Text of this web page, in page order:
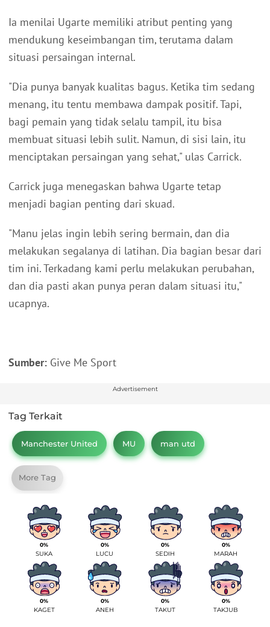
Ia menilai Ugarte memiliki atribut penting yang
mendukung keseimbangan tim, terutama dalam
situasi persaingan internal.
"Dia punya banyak kualitas bagus. Ketika tim sedang
menang, itu tentu membawa dampak positif. Tapi,
bagi pemain yang tidak selalu tampil, itu bisa
membuat situasi lebih sulit. Namun, di sisi lain, itu
menciptakan persaingan yang sehat," ulas Carrick.
Carrick juga menegaskan bahwa Ugarte tetap
menjadi bagian penting dari skuad.
"Manu jelas ingin lebih sering bermain, dan dia
melakukan segalanya di latihan. Dia bagian besar dari
tim ini. Terkadang kami perlu melakukan perubahan,
dan dia pasti akan punya peran dalam situasi itu,"
ucapnya.
Sumber: Give Me Sport
Advertisement
Tag Terkait
Manchester United MU man utd
More Tag
0%
SUKA
0%
LUCU
0%
SEDIH
0%
MARAH
0%
KAGET
0%
ANEH
0%
TAKUT
0%
TAKJUB